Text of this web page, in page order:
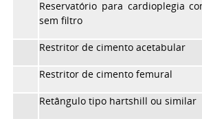
Reservatório para cardioplegia
sem filtro
Restritor de cimento acetabular
Restritor de cimento femural
Retângulo tipo hartshill ou similar